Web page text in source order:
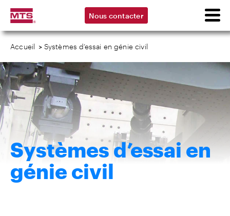
Nous contacter
Accueil > Systèmes d’essai en génie civil
Systèmes d’essai en
génie civil